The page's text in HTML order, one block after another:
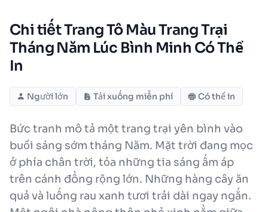
Chi tiết Trang Tô Màu Trang Trại
Tháng Năm Lúc Bình Minh Có Thể
In
Người lớn Tải xuống miễn phí Có thể in
Bức tranh mô tả một trang trại yên bình vào
buổi sáng sớm tháng Năm. Mặt trời đang mọc
ở phía chân trời, tỏa những tia sáng ấm áp
trên cánh đồng rộng lớn. Những hàng cây ăn
quả và luống rau xanh tươi trải dài ngay ngắn.